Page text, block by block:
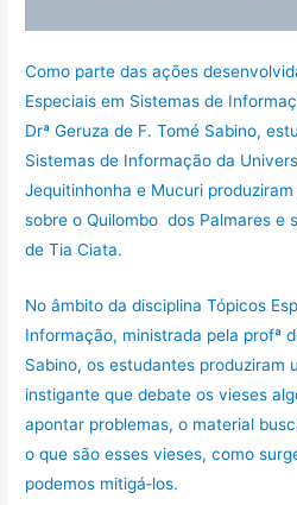
Como parte das ações
Especiais em Sistemas de
Drª Geruza de F. Tomé Sabino,
Sistemas de Informação da
Jequitinhonha e Mucuri
sobre o Quilombo dos Palmares e
de Tia Ciata.
No âmbito da disciplina Tópicos
Informação, ministrada pela profª
Sabino, os estudantes produziram
instigante que debate os vieses
apontar problemas, o material
o que são esses vieses, como
podemos mitigá‑los.